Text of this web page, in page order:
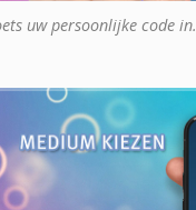
uw persoonlijke code in.